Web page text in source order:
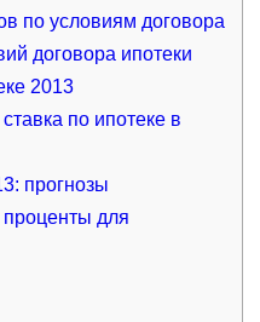
по условиям договора
договора ипотеки
2013
по ипотеке в
прогнозы
для